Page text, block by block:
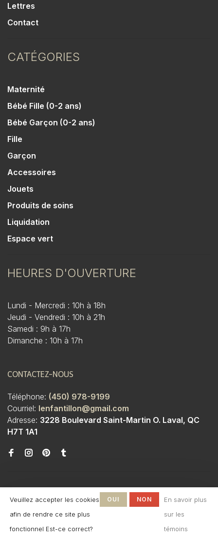
Lettres
Contact
CATÉGORIES
Maternité
Bébé Fille (0-2 ans)
Bébé Garçon (0-2 ans)
Fille
Garçon
Accessoires
Jouets
Produits de soins
Liquidation
Espace vert
HEURES D'OUVERTURE
Lundi - Mercredi : 10h à 18h
Jeudi - Vendredi : 10h à 21h
Samedi : 9h à 17h
Dimanche : 10h à 17h
CONTACTEZ-NOUS
Téléphone: (450) 978-9199
Courriel: lenfantillon@gmail.com
Adresse: 3228 Boulevard Saint-Martin O. Laval, QC
H7T 1A1
© Copyright 2026 Boutique
L'Enfantillon
Veuillez accepter les cookies
afin de rendre ce site plus
fonctionnel Est-ce correct?
OUI NON
En savoir plus
sur les
témoins